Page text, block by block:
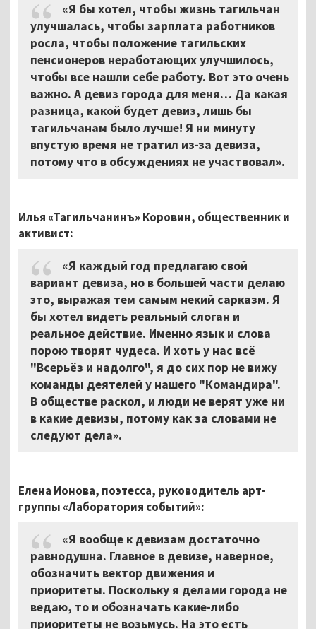
«Я бы хотел, чтобы жизнь тагильчан
улучшалась, чтобы зарплата работников
росла, чтобы положение тагильских
пенсионеров неработающих улучшилось,
чтобы все нашли себе работу. Вот это очень
важно. А девиз города для меня… Да какая
разница, какой будет девиз, лишь бы
тагильчанам было лучше! Я ни минуту
впустую время не тратил из-за девиза,
потому что в обсуждениях не участвовал».
Илья «Тагильчанинъ» Коровин, общественник и
активист:
«Я каждый год предлагаю свой
вариант девиза, но в большей части делаю
это, выражая тем самым некий сарказм. Я
бы хотел видеть реальный слоган и
реальное действие. Именно язык и слова
порою творят чудеса. И хоть у нас всё
"Всерьёз и надолго", я до сих пор не вижу
команды деятелей у нашего "Командира".
В обществе раскол, и люди не верят уже ни
в какие девизы, потому как за словами не
следуют дела».
Елена Ионова, поэтесса, руководитель арт-
группы «Лаборатория событий»:
«Я вообще к девизам достаточно
равнодушна. Главное в девизе, наверное,
обозначить вектор движения и
приоритеты. Поскольку я делами города не
ведаю, то и обозначать какие-либо
приоритеты не возьмусь. На это есть